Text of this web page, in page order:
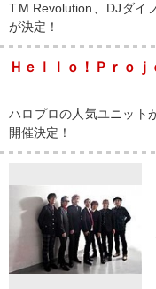
T.M.Revolution、DJダイ
が決定！
Ｈｅｌｌｏ！Ｐｒｏ
ハロプロの人気ユニット
開催決定！